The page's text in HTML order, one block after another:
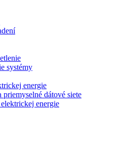
systémy
energie
priemyselné dátové siete
energie